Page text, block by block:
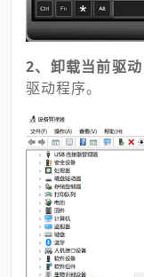
2、卸载当前驱动
驱动程序。